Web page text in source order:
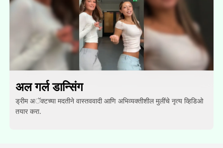
अल गर्ल डान्सिंग
ड्रीम अॅक्टच्या मदतीने वास्तववादी आणि अभिव्यक्तीशील मुलींचे नृत्य व्हिडिओ
तयार करा.